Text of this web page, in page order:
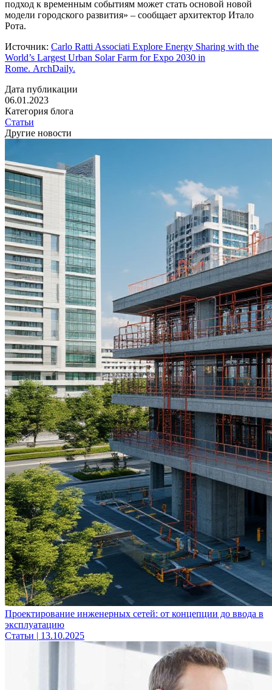
подход к временным событиям может стать основой новой
модели городского развития» – сообщает архитектор Итало
Рота.
Источник: Carlo Ratti Associati Explore Energy Sharing with the
World’s Largest Urban Solar Farm for Expo 2030 in
Rome. ArchDaily.
Дата публикации
06.01.2023
Категория блога
Статьи
Другие новости
Проектирование инженерных сетей: от концепции до ввода в
эксплуатацию
Статьи | 13.10.2025